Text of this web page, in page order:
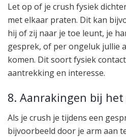
Let op of je crush fysiek
met elkaar praten. Dit kan
hij of zij naar je toe leunt, je
gesprek, of per ongeluk jullie
komen. Dit soort fysiek
aantrekking en interesse.
8. Aanrakingen bij
Als je crush je tijdens een
bijvoorbeeld door je arm aan